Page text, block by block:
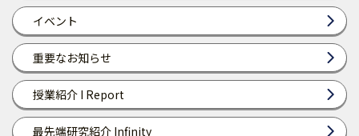
イベント
重要なお知らせ
授業紹介 I Report
最先端研究紹介 Infinity